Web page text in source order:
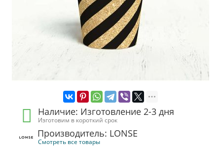
Наличие: Изготовление 2-3 дня
Изготовим в короткий срок
Производитель: LONSE
Смотреть все товары